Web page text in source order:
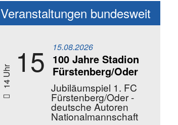
Veranstaltungen bundesweit
14 Uhr 15 15.08.2026
100 Jahre Stadion
Fürstenberg/Oder
Jubiläumspiel 1. FC
Fürstenberg/Oder -
deutsche Autoren
Nationalmannschaft